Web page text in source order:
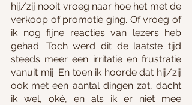
hij/zij nooit vroeg naar hoe het met de
verkoop of promotie ging. Of vroeg of
ik nog fijne reacties van lezers heb
gehad. Toch werd dit de laatste tijd
steeds meer een irritatie en frustratie
vanuit mij. En toen ik hoorde dat hij/zij
ook met een aantal dingen zat, dacht
ik wel, oké, en als ik er niet mee